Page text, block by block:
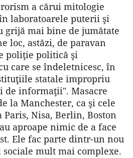
a cărui mitologie
laboratoarele puterii şi
grijă mai bine de jumătate
loc, astăzi, de paravan
poliţie politică şi
care se îndeletnicesc, în
statale impropriu
de informaţii". Masacre
la Manchester, ca şi cele
Nisa, Berlin, Boston
aproape nimic de a face
Ele fac parte dintr-un nou
mult mai complexe.